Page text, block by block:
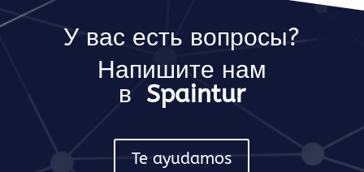
У вас есть вопросы?
Напишите нам
в Spaintur
Te ayudamos